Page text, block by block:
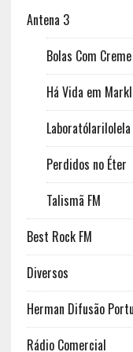
Antena 3
Bolas Com Creme
Há Vida em Markl
Laboratólarilolela
Perdidos no Éter
Talismã FM
Best Rock FM
Diversos
Herman Difusão
Rádio Comercial